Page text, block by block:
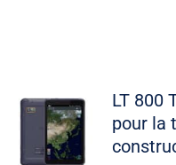
LT 800
pour la